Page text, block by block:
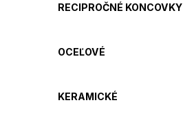
RECIPROČNÉ KONCOVKY
OCEĽOVÉ
KERAMICKÉ